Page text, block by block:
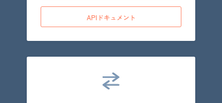
APIドキュメント